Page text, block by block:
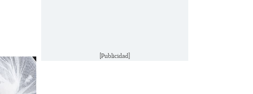
[Publicidad]